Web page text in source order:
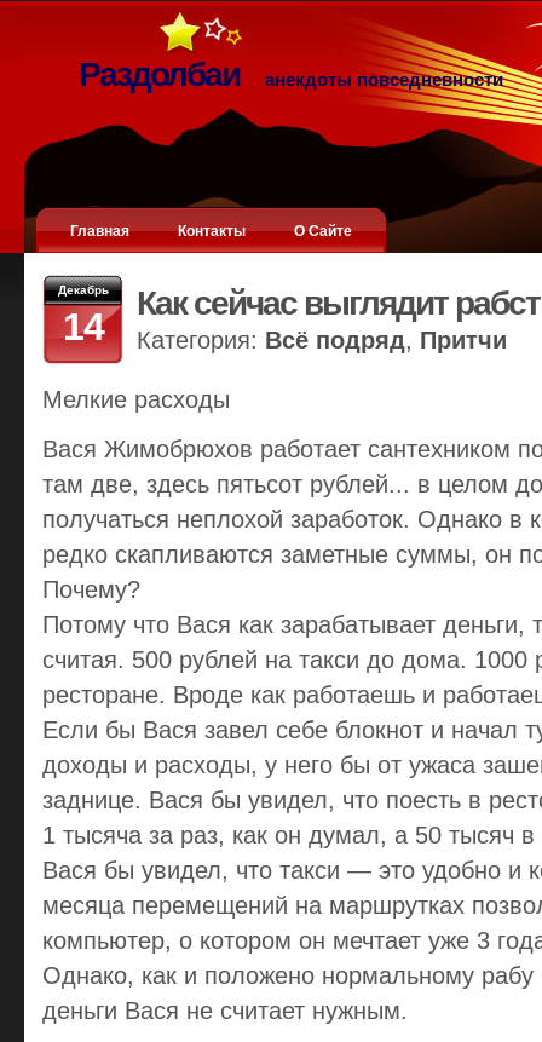
Раздолбаи анекдоты повседневности
Главная Контакты О Сайте
Декабрь
14
Как сейчас выглядит
Категория: Всё подряд, Притчи
Мелкие расходы
Вася Жимобрюхов работает сантехником
там две, здесь пятьсот рублей... в целом
получаться неплохой заработок. Однако в
редко скапливаются заметные суммы, он
Почему?
Потому что Вася как зарабатывает деньги,
считая. 500 рублей на такси до дома. 1000
ресторане. Вроде как работаешь и
Если бы Вася завел себе блокнот и начал
доходы и расходы, у него бы от ужаса
заднице. Вася бы увидел, что поесть в
1 тысяча за раз, как он думал, а 50 тысяч
Вася бы увидел, что такси — это удобно и
месяца перемещений на маршрутках
компьютер, о котором он мечтает уже 3
Однако, как и положено нормальному рабу
деньги Вася не считает нужным.